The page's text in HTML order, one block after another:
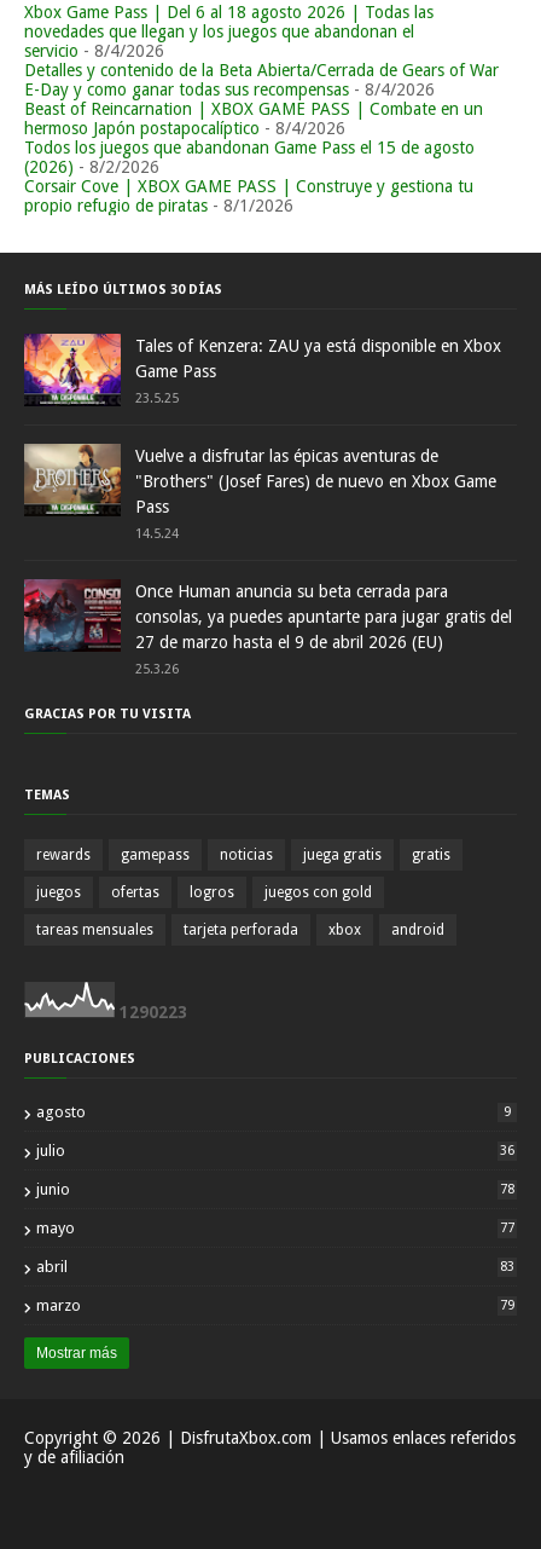
Xbox Game Pass | Del 6 al 18 agosto 2026 | Todas las
novedades que llegan y los juegos que abandonan el
servicio - 8/4/2026
Detalles y contenido de la Beta Abierta/Cerrada de Gears of War
E-Day y como ganar todas sus recompensas - 8/4/2026
Beast of Reincarnation | XBOX GAME PASS | Combate en un
hermoso Japón postapocalíptico - 8/4/2026
Todos los juegos que abandonan Game Pass el 15 de agosto
(2026) - 8/2/2026
Corsair Cove | XBOX GAME PASS | Construye y gestiona tu
propio refugio de piratas - 8/1/2026
MÁS LEÍDO ÚLTIMOS 30 DÍAS
Tales of Kenzera: ZAU ya está disponible en Xbox
Game Pass
23.5.25
Vuelve a disfrutar las épicas aventuras de
"Brothers" (Josef Fares) de nuevo en Xbox Game
Pass
14.5.24
Once Human anuncia su beta cerrada para
consolas, ya puedes apuntarte para jugar gratis del
27 de marzo hasta el 9 de abril 2026 (EU)
25.3.26
GRACIAS POR TU VISITA
TEMAS
rewards gamepass noticias juega gratis gratis
juegos ofertas logros juegos con gold
tareas mensuales tarjeta perforada xbox android
1 290223
PUBLICACIONES
agosto 9
julio 36
junio 78
mayo 77
abril 83
marzo 79
Mostrar más
Copyright © 2026 | DisfrutaXbox.com | Usamos enlaces referidos
y de afiliación